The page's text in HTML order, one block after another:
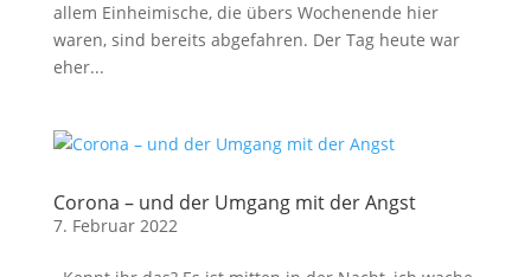
allem Einheimische, die übers Wochenende hier
waren, sind bereits abgefahren. Der Tag heute war
eher...
Corona – und der Umgang mit der Angst
7. Februar 2022